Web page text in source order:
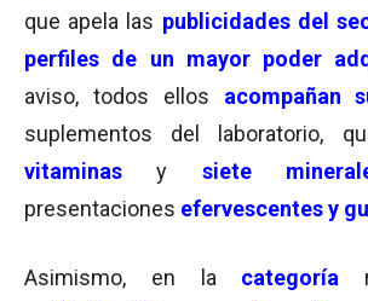
que apela las publicidades del
perfiles de un mayor poder
aviso, todos ellos acompañan
suplementos del laboratorio,
vitaminas
y siete
presentaciones efervescentes y
Asimismo, en la categoría